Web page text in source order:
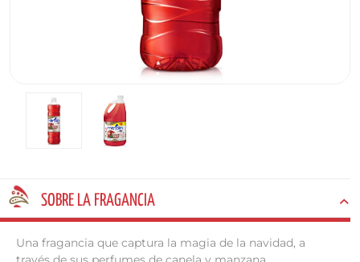
SOBRE LA FRAGANCIA
Una fragancia que captura la magia de la navidad, a